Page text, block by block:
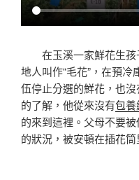
在玉溪一家鮮花生
地人叫作“毛花”，在預
伍停止分選的鮮花，也沒
的了解，他從來沒有包養
的來到這裡。父母不要
的狀況，被安頓在插花筒